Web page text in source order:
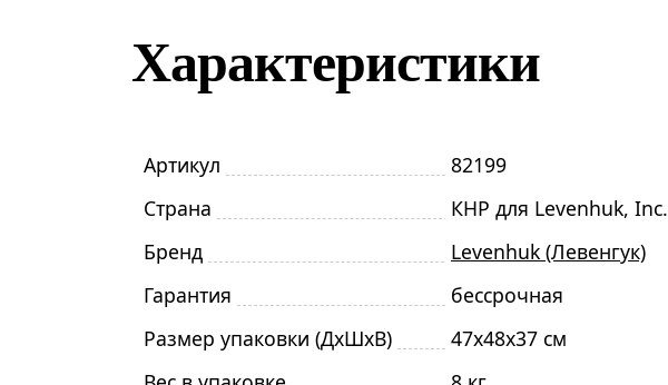
Характеристики
Артикул
82199
Страна
КНР для Levenhuk,
Бренд
Levenhuk (Левенгук)
Гарантия
бессрочная
Размер упаковки (ДxШxВ)
47x48x37 см